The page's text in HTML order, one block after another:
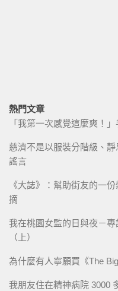
熱門文章
「我第一次感覺這麼爽！
慈濟不是以服裝分階級、
謠言
《大誌》：幫助街友的一
摘
我在桃園女監的日與夜－
（上）
為什麼有人寧願買《The
我朋友住在精神病院 3000